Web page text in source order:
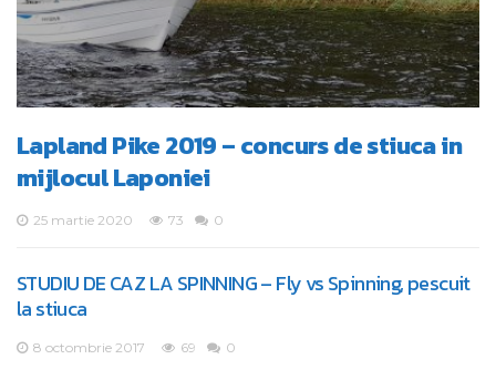
Lapland Pike 2019 – concurs de stiuca in
mijlocul Laponiei
25 martie 2020 73 0
STUDIU DE CAZ LA SPINNING – Fly vs Spinning, pescuit
la stiuca
8 octombrie 2017 69 0